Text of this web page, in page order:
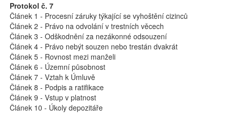
Protokol č. 7
Článek 1 - Procesní záruky týkající se vyhoštění cizinců
Článek 2 - Právo na odvolání v trestních věcech
Článek 3 - Odškodnění za nezákonné odsouzení
Článek 4 - Právo nebýt souzen nebo trestán dvakrát
Článek 5 - Rovnost mezi manželi
Článek 6 - Územní působnost
Článek 7 - Vztah k Úmluvě
Článek 8 - Podpis a ratifikace
Článek 9 - Vstup v platnost
Článek 10 - Úkoly depozitáře